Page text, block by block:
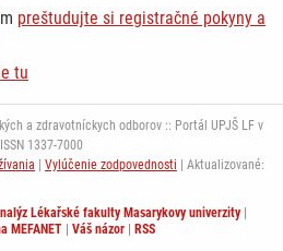
preštudujte si registračné pokyny a
tu
a zdravotníckych odborov :: Portál UPJŠ LF v
1337-7000
Vylúčenie zodpovednosti | Aktualizované:
Lékařské fakulty Masarykovy univerzity|
MEFANET
Váš názor RSS